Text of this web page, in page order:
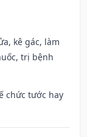
kê gác, làm
trị bệnh
chức tước hay